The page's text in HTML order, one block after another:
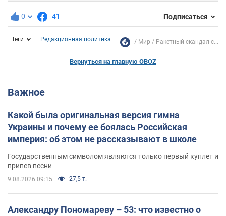
0 41 Подписаться
Теги Редакционная политика Мир Ракетный скандал с...
Вернуться на главную OBOZ
Важное
Какой была оригинальная версия гимна
Украины и почему ее боялась Российская
империя: об этом не рассказывают в школе
Государственным символом являются только первый куплет и
припев песни
9.08.2026 09:15 27,5 т.
Александру Пономареву – 53: что известно о